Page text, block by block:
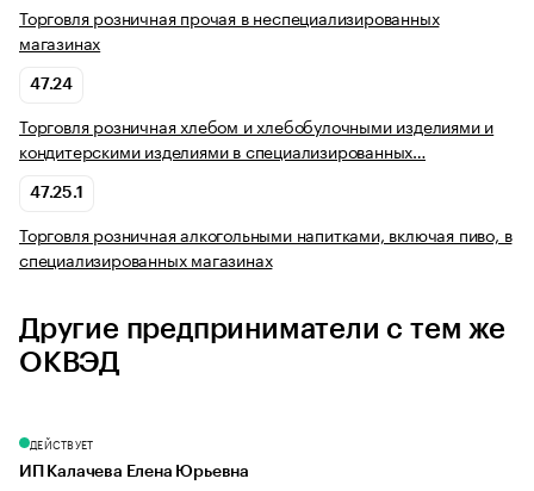
Торговля розничная прочая в неспециализированных
магазинах
47.24
Торговля розничная хлебом и хлебобулочными изделиями и
кондитерскими изделиями в специализированных…
47.25.1
Торговля розничная алкогольными напитками, включая пиво, в
специализированных магазинах
Другие предприниматели с тем же
ОКВЭД
ДЕЙСТВУЕТ
ИП Калачева Елена Юрьевна